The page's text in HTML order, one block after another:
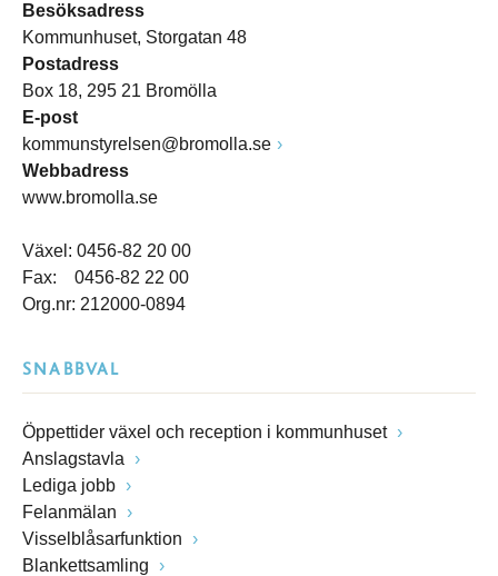
Besöksadress
Kommunhuset, Storgatan 48
Postadress
Box 18, 295 21 Bromölla
E-post
kommunstyrelsen@bromolla.se
Webbadress
www.bromolla.se
Växel: 0456-82 20 00
Fax: 0456-82 22 00
Org.nr: 212000-0894
SNABBVAL
Öppettider växel och reception i kommunhuset
Anslagstavla
Lediga jobb
Felanmälan
Visselblåsarfunktion
Blankettsamling